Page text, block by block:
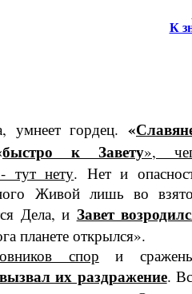
К
умнеет гордец. «
быстро к Завету»,
тут нету. Нет и
Живой лишь во
Дела, и Завет
планете открылся».
спор и
их раз­дражение.